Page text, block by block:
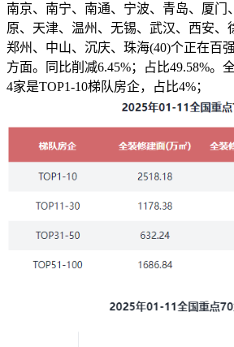
南京、南宁、南通、宁波、青岛、厦门
原、天津、温州、无锡、武汉、西安、
郑州、中山、沉庆、珠海(40)个正在百
方面。同比削减6.45%；占比49.58%。
4家是TOP1-10梯队房企，占比4%；